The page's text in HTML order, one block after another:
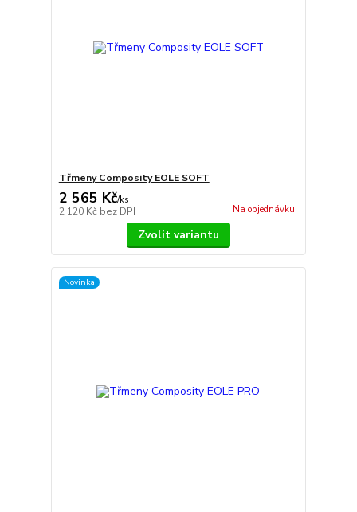
Třmeny Composity EOLE SOFT
2 565 Kč/ks
2 120 Kč bez DPH Na objednávku
Zvolit variantu
Novinka